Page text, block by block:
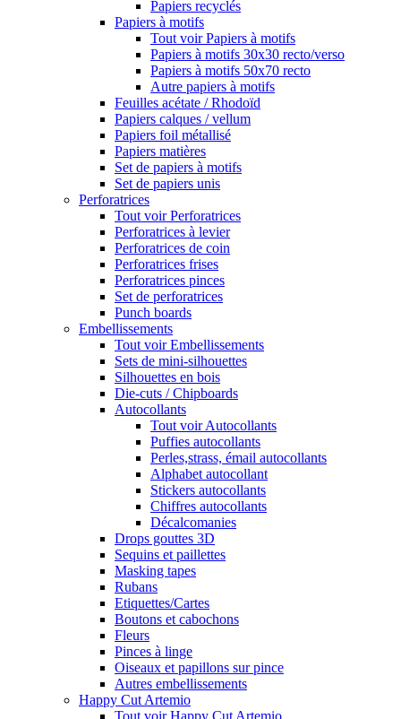
Papiers recyclés
Papiers à motifs
Tout voir Papiers à motifs
Papiers à motifs 30x30 recto/verso
Papiers à motifs 50x70 recto
Autre papiers à motifs
Feuilles acétate / Rhodoïd
Papiers calques / vellum
Papiers foil métallisé
Papiers matières
Set de papiers à motifs
Set de papiers unis
Perforatrices
Tout voir Perforatrices
Perforatrices à levier
Perforatrices de coin
Perforatrices frises
Perforatrices pinces
Set de perforatrices
Punch boards
Embellissements
Tout voir Embellissements
Sets de mini-silhouettes
Silhouettes en bois
Die-cuts / Chipboards
Autocollants
Tout voir Autocollants
Puffies autocollants
Perles,strass, émail autocollants
Alphabet autocollant
Stickers autocollants
Chiffres autocollants
Décalcomanies
Drops gouttes 3D
Sequins et paillettes
Masking tapes
Rubans
Etiquettes/Cartes
Boutons et cabochons
Fleurs
Pinces à linge
Oiseaux et papillons sur pince
Autres embellissements
Happy Cut Artemio
Tout voir Happy Cut Artemio